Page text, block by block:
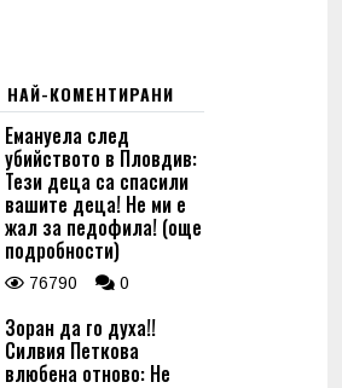
НАЙ-КОМЕНТИРАНИ
Емануела след
убийството в Пловдив:
Тези деца са спасили
вашите деца! Не ми е
жал за педофила! (още
подробности)
76790 0
Зоран да го духа!!
Силвия Петкова
влюбена отново: Не